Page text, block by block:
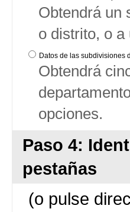
Obtendrá un
o distrito, o
Datos de las subdivisiones
Obtendrá
opciones.
Paso 4:
pestañas
(o pulse